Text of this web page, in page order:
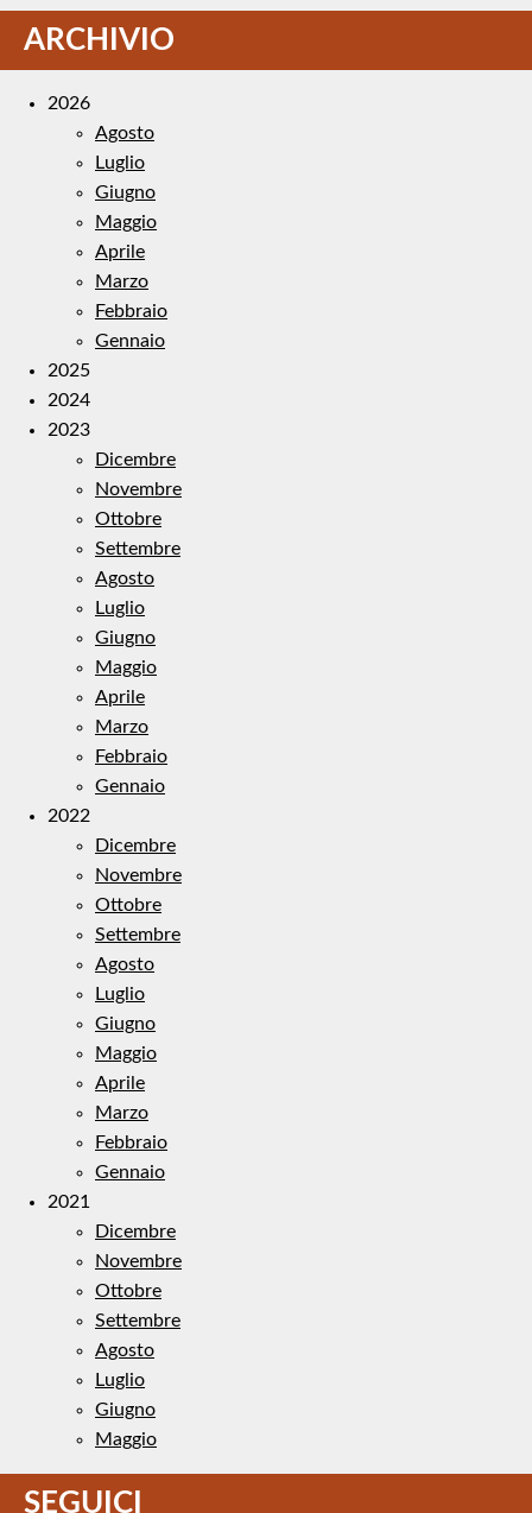
ARCHIVIO
2026
Agosto
Luglio
Giugno
Maggio
Aprile
Marzo
Febbraio
Gennaio
2025
2024
2023
Dicembre
Novembre
Ottobre
Settembre
Agosto
Luglio
Giugno
Maggio
Aprile
Marzo
Febbraio
Gennaio
2022
Dicembre
Novembre
Ottobre
Settembre
Agosto
Luglio
Giugno
Maggio
Aprile
Marzo
Febbraio
Gennaio
2021
Dicembre
Novembre
Ottobre
Settembre
Agosto
Luglio
Giugno
Maggio
SEGUICI